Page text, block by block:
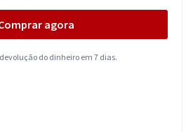
agora
do dinheiro em 7 dias.